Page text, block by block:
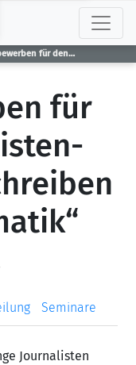
Jetzt bewerben für den Journalisten-Workshop “Schreiben über Informatik“
für
Seminare
Journalisten